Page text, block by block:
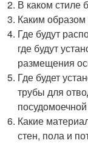
В каком стиле
Каким
Где будут
где будут
размещения
Где будет
трубы для
Какие
стен, пола и